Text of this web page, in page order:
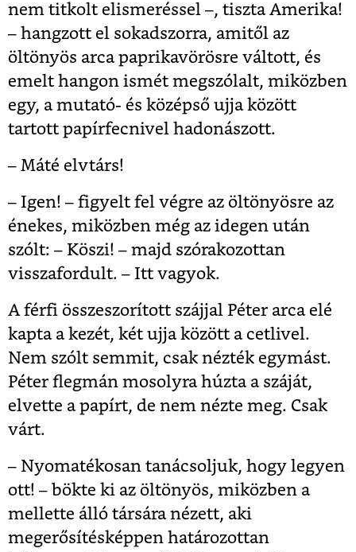
nem titkolt elismeréssel –, tiszta Amerika!
– hangzott el sokadszorra, amitől az
öltönyös arca paprikavörösre váltott, és
emelt hangon ismét megszólalt, miközben
egy, a mutató- és középső ujja között
tartott papírfecnivel hadonászott.
– Máté elvtárs!
– Igen! – figyelt fel végre az öltönyösre az
énekes, miközben még az idegen után
szólt: – Köszi! – majd szórakozottan
visszafordult. – Itt vagyok.
A férfi összeszorított szájjal Péter arca elé
kapta a kezét, két ujja között a cetlivel.
Nem szólt semmit, csak nézték egymást.
Péter flegmán mosolyra húzta a száját,
elvette a papírt, de nem nézte meg. Csak
várt.
– Nyomatékosan tanácsoljuk, hogy legyen
ott! – bökte ki az öltönyös, miközben a
mellette álló társára nézett, aki
megerősítésképpen határozottan